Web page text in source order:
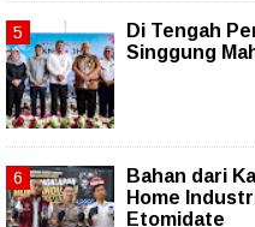
Di Tengah
Singgung
Bahan dari
Home
Etomidate